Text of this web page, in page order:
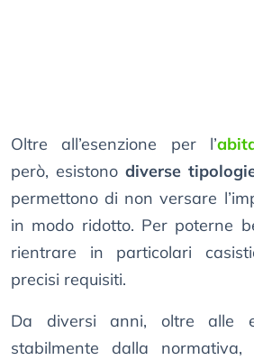
Oltre all’esenzione per l’
però, esistono diverse
permettono di non versare
in modo ridotto. Per poterne
rientrare in particolari
precisi requisiti.
Da diversi anni, oltre alle
stabilmente dalla normativa,